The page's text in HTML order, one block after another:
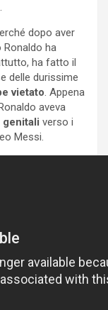
dopo aver
ha
ha fatto il
delle durissime
vietato. Appena
aveva
genitali verso i
Messi.